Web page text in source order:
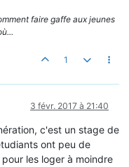
faire gaffe aux jeunes
1
3 févr. 2017 à 21:40
c'est un stage de
ont peu de
les loger à moindre